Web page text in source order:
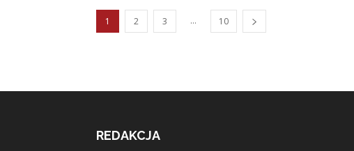
1 2 3 ... 10
REDAKCJA